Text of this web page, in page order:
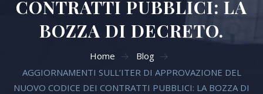
Servizi Online
Contatti
CONTRATTI PUBBLICI: LA
BOZZA DI DECRETO.
Home
Blog
AGGIORNAMENTI SULL’ITER DI APPROVAZIONE DEL
NUOVO CODICE DEI CONTRATTI PUBBLICI: LA BOZZA DI